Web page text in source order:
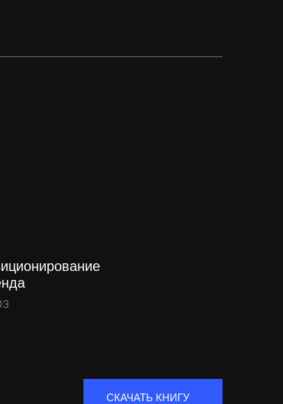
СКАЧАТЬ КНИГУ